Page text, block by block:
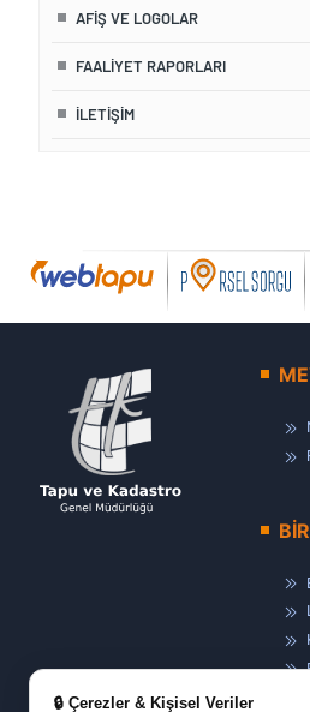
AFIŞ VE LOGOLAR
FAALIYET RAPORLARI
İLETIŞIM
🔒 Çerezler & Kişisel Veriler